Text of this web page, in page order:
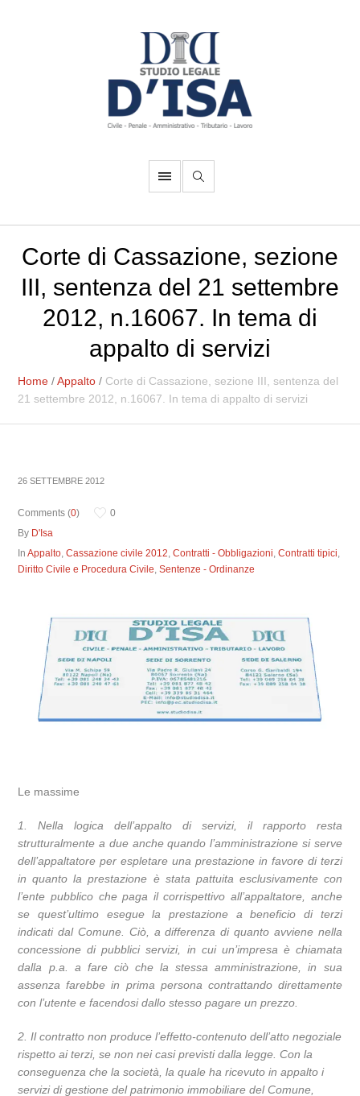
Corte di Cassazione, sezione
III, sentenza del 21 settembre
2012, n.16067. In tema di
appalto di servizi
Home /Appalto / Corte di Cassazione, sezione III, sentenza del
21 settembre 2012, n.16067. In tema di appalto di servizi
26 SETTEMBRE 2012
Comments (0)
0
By D'Isa
InAppalto,Cassazione civile 2012,Contratti - Obbligazioni,Contratti tipici,
Diritto Civile e Procedura Civile,Sentenze - Ordinanze
Le massime
1. Nella logica dell’appalto di servizi, il rapporto resta
strutturalmente a due anche quando l’amministrazione si serve
dell’appaltatore per espletare una prestazione in favore di terzi
in quanto la prestazione è stata pattuita esclusivamente con
l’ente pubblico che paga il corrispettivo all’appaltatore, anche
se quest’ultimo esegue la prestazione a beneficio di terzi
indicati dal Comune. Ciò, a differenza di quanto avviene nella
concessione di pubblici servizi, in cui un’impresa è chiamata
dalla p.a. a fare ciò che la stessa amministrazione, in sua
assenza farebbe in prima persona contrattando direttamente
con l’utente e facendosi dallo stesso pagare un prezzo.
2. Il contratto non produce l’effetto-contenuto dell’atto negoziale
rispetto ai terzi, se non nei casi previsti dalla legge. Con la
conseguenza che la società, la quale ha ricevuto in appalto i
servizi di gestione del patrimonio immobiliare del Comune,